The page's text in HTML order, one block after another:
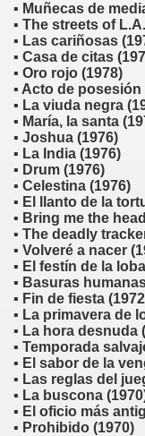
▪ Muñecas de
▪ The streets of
▪ Las cariñosas
▪ Casa de citas
▪ Oro rojo (1978)
▪ Acto de posesión
▪ La viuda negra
▪ María, la santa
▪ Joshua (1976)
▪ La India (1976)
▪ Drum (1976)
▪ Celestina (1976)
▪ El llanto de la
▪ Bring me the
▪ The deadly
▪ Volveré a nacer
▪ El festín de la
▪ Basuras
▪ Fin de fiesta
▪ La primavera de
▪ La hora desnuda
▪ Temporada
▪ El sabor de la
▪ Las reglas del
▪ La buscona
▪ El oficio más
▪ Prohibido (1970)